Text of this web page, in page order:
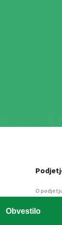
Obvestilo
O